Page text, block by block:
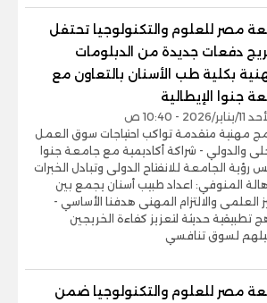
مصر للعلوم والتكنولوجيا تحتفل
دفعات جديدة من الدبلومات
بكلية طب الأسنان بالتعاون مع
جنوا الإيطالية
يناير/2026 - 10:40 ص
مهنية متقدمة تواكب احتياجات سوق العمل
والدولي - شراكة أكاديمية مع جامعة جنوا
رؤية الجامعة للانفتاح الدولى وتبادل الخبرات
المنوفي: اعداد طبيب أسنان يجمع بين
العلمى والالتزام المهنى هدفنا الأساسي -
تطبيقية حديثة لتعزيز كفاءة الخريجين
لسوق تنافسي
مصر للعلوم والتكنولوجيا ضمن